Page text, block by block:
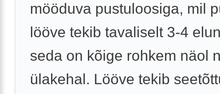
mööduva pustuloosiga, mil
lööve tekib tavaliselt 3-4
seda on kõige rohkem näol
ülakehal. Lööve tekib